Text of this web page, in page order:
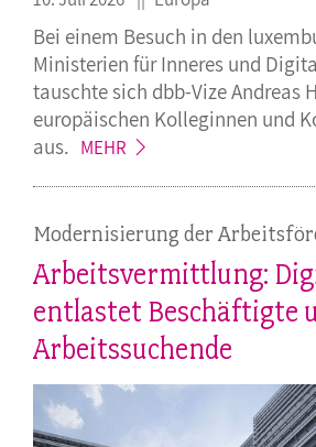
Bei einem Besuch in den
Ministerien für Inneres und
tauschte sich dbb-Vize Andreas
europäischen Kolleginnen und
aus. MEHR
Modernisierung der
Arbeitsvermittlung:
entlastet Beschäftigte
Arbeitssuchende